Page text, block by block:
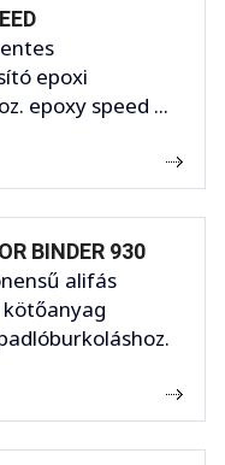
epoxi
epoxy speed ...
BINDER 930
alifás